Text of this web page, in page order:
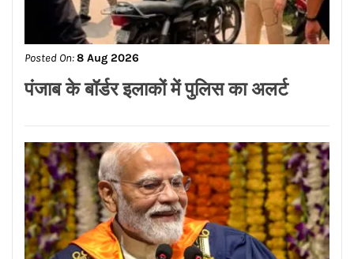
Posted On:8 Aug 2026
पंजाब के बॉर्डर इलाकों में पुलिस का अलर्ट